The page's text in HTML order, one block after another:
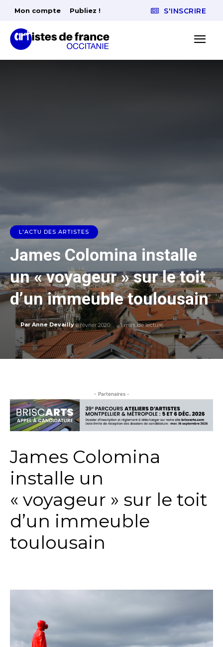
Mon compte Publiez ! S'INSCRIRE
L'ACTU DES ARTISTES
James Colomina installe
un « voyageur » sur le toit
d’un immeuble toulousain
Par Anne Devailly 8 février 2020 1min. de lecture
- Partenaires -
James Colomina
installe un
« voyageur » sur le toit
d’un immeuble
toulousain